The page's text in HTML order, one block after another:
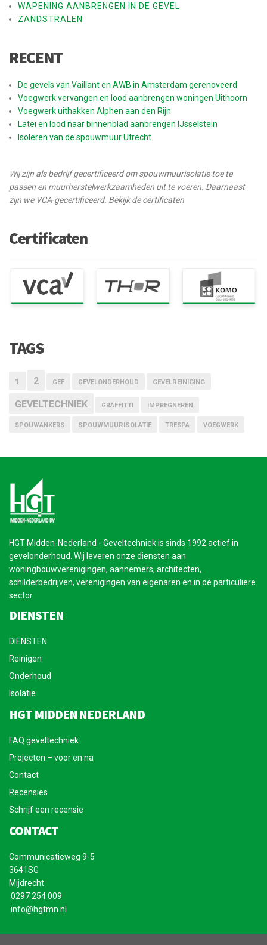
WAPENING AANBRENGEN IN DE GEVEL
ZANDSTRALEN
RECENT
De gevels van Vaillant en AWB in Amsterdam gerenoveerd
Voegwerk vervangen en lood aanbrengen woningen Uithoorn
Voegwerk uithakken Alphen aan den Rijn
Latei en lood naar binnenblad aanbrengen IJsselstein
Isoleren van de spouwmuur Utrecht
Wij zijn als bedrijf gecertificeerd om spouwmuurisolatie toe te
passen en muurherstelwerkzaamheden uit te voeren. Daarnaast
zijn we VCA-gecertificeerd. Bekijk de certificaten
Certificaten
TAGS
1 2 GEF GEVELONDERHOUD GEVELREINIGING
GEVELTECHNIEK GRAFFITTI IMPREGNEREN
SPOUWANKERS SPOUWMUURISOLATIE TRESPA VOEGWERK
HGT Midden-Nederland - Geveltechniek is sinds 1992 actief in
gevelonderhoud. Wij leveren onze diensten aan
woningbouwverenigingen, aannemers, architecten,
schilderbedrijven, verenigingen van eigenaren en in de particuliere
sector.
DIENSTEN
DIENSTEN
Reinigen
Onderhoud
Isolatie
HGT MIDDEN NEDERLAND
FAQ geveltechniek
Projecten – voor en na
Contact
Recensies
Schrijf een recensie
CONTACT
Communicatieweg 9-5
3641SG
Mijdrecht
0297 254 009
info@hgtmn.nl